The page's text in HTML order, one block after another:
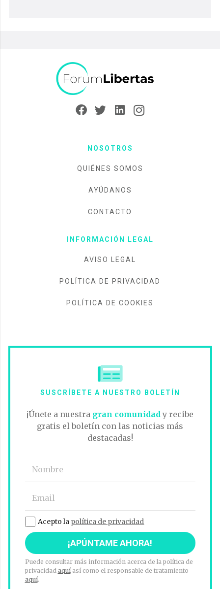
NOSOTROS
QUIÉNES SOMOS
AYÚDANOS
CONTACTO
INFORMACIÓN LEGAL
AVISO LEGAL
POLÍTICA DE PRIVACIDAD
POLÍTICA DE COOKIES
SUSCRÍBETE A NUESTRO BOLETÍN
¡Únete a nuestra gran comunidad y recibe
gratis el boletín con las noticias más
destacadas!
Acepto la política de privacidad
Puede consultar más información acerca de la política de
privacidad aquíasí como el responsable de tratamiento
aquí.